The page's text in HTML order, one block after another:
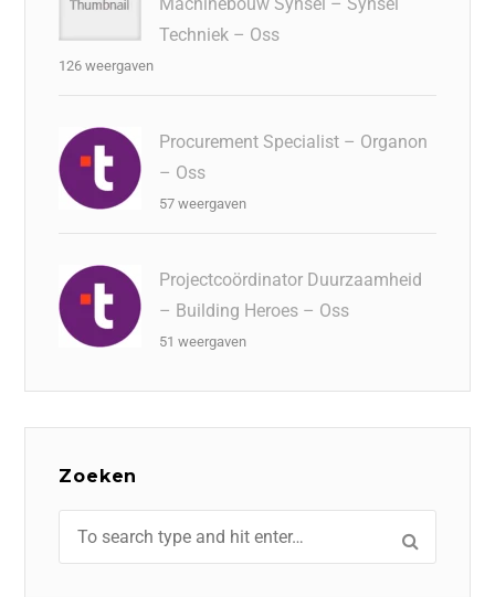
Techniek – Oss
126 weergaven
Procurement Specialist – Organon
– Oss
57 weergaven
Projectcoördinator Duurzaamheid
– Building Heroes – Oss
51 weergaven
Zoeken